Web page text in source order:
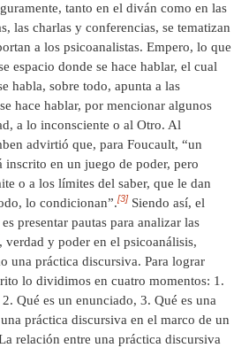
tanto en el diván como en las
las charlas y conferencias, se tematizan
a los psicoanalistas. Empero, lo que
espacio donde se hace hablar, el cual
habla, sobre todo, apunta a las
hace hablar, por mencionar algunos
a lo inconsciente o al Otro. Al
advirtió que, para Foucault, “un
inscrito en un juego de poder, pero
o a los límites del saber, que le dan
lo condicionan”.[3] Siendo así, el
presentar pautas para analizar las
, verdad y poder en el psicoanálisis,
una práctica discursiva. Para lograr
lo dividimos en cuatro momentos: 1.
Qué es un enunciado, 3. Qué es una
práctica discursiva en el marco de un
relación entre una práctica discursiva